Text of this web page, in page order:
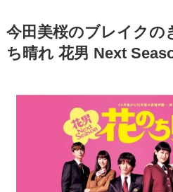
今田美桜のブレイクの
ち晴れ 花男 Next